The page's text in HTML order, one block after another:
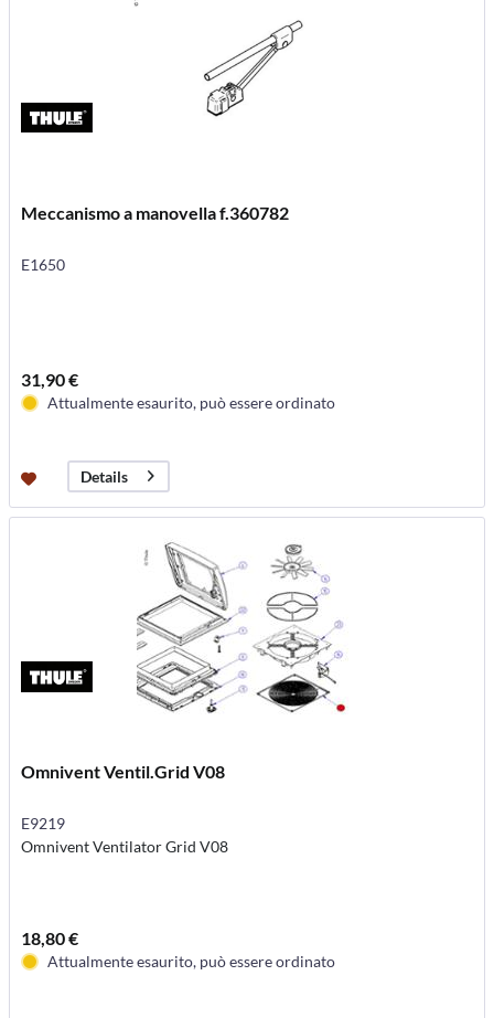
Meccanismo a manovella f.360782
E1650
31,90 €
Attualmente esaurito, può essere ordinato
Details
Omnivent Ventil.Grid V08
E9219
Omnivent Ventilator Grid V08
18,80 €
Attualmente esaurito, può essere ordinato